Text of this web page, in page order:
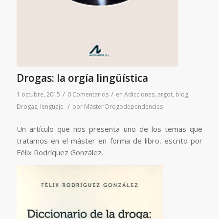
Drogas: la orgía lingüística
1 octubre, 2015 / 0 Comentarios / en Adicciones, argot, blog,
Drogas, lenguaje / por Màster Drogodependencies
Un artículo que nos presenta uno de los temas que
tratamos en el máster en forma de libro, escrito por
Félix Rodríquez González.